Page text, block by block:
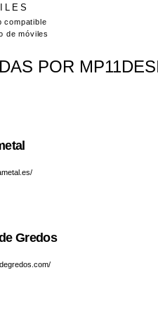
compatible
de móviles
POR
Gredos